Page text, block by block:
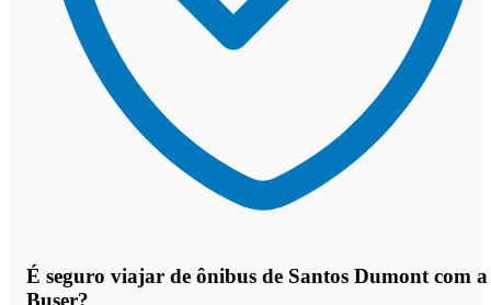
É seguro viajar de ônibus de Santos Dumont com a
Buser?